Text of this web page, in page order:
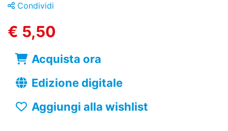
Condividi
€ 5,50
Acquista ora
Edizione digitale
Aggiungi alla wishlist